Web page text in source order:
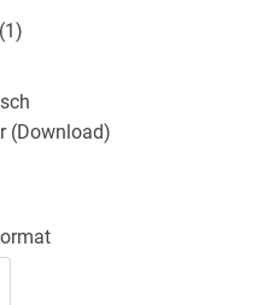
(1 )
(Download)